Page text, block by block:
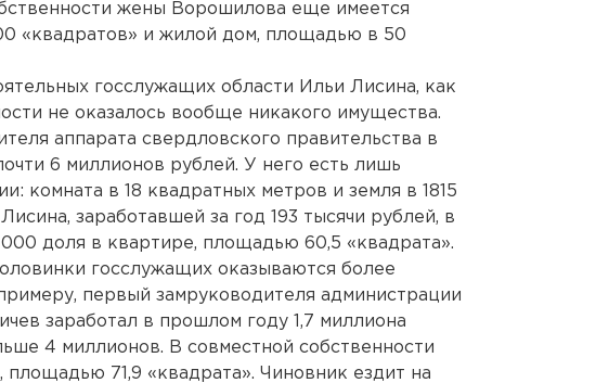
жены Ворошилова еще имеется
«квадратов» и жилой дом, площадью в 50
госслужащих области Ильи Лисина, как
не оказалось вообще никакого имущества.
аппарата свердловского правительства в
6 миллионов рублей. У него есть лишь
комната в 18 квадратных метров и земля в 1815
заработавшей за год 193 тысячи рублей, в
доля в квартире, площадью 60,5 «квадрата».
госслужащих оказываются более
первый замруководителя администрации
заработал в прошлом году 1,7 миллиона
4 миллионов. В совместной собственности
площадью 71,9 «квадрата». Чиновник ездит на